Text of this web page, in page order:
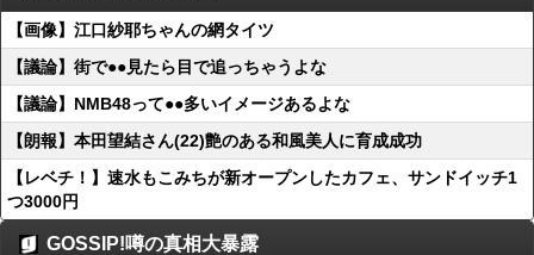
【画像】江口紗耶ちゃんの網タイツ
【議論】街で●●見たら目で追っちゃうよな
【議論】NMB48って●●多いイメージあるよな
【朗報】本田望結さん(22)艶のある和風美人に育成成功
【レベチ！】速水もこみちが新オープンしたカフェ、サンドイッチ1
つ3000円
GOSSIP!噂の真相大暴露